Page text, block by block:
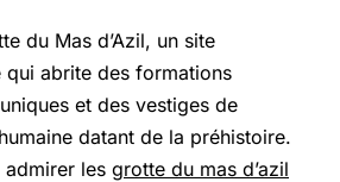
du Mas d’Azil, un site
qui abrite des formations
et des vestiges de
datant de la préhistoire.
les grotte du mas d’azil